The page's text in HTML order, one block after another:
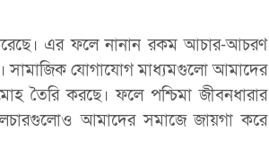
করেছে। এর ফলে নানান রকম আচার-আচরণ
সামাজিক যোগাযোগ মাধ্যমগুলো আমাদের
তৈরি করছে। ফলে পশ্চিমা জীবনধারার
আমাদের সমাজে জায়গা করে